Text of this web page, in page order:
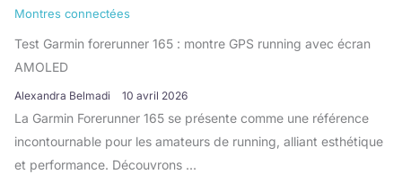
Montres connectées
Test Garmin forerunner 165 : montre GPS running avec écran
AMOLED
Alexandra Belmadi 10 avril 2026
La Garmin Forerunner 165 se présente comme une référence
incontournable pour les amateurs de running, alliant esthétique
et performance. Découvrons ...